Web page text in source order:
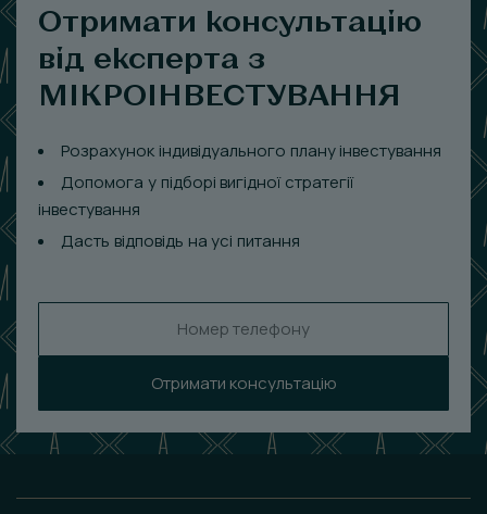
Отримати консультацію
від експерта з
МІКРОІНВЕСТУВАННЯ
Розрахунок індивідуального плану інвестування
Допомога у підборі вигідної стратегії
інвестування
Дасть відповідь на усі питання
Отримати консультацію